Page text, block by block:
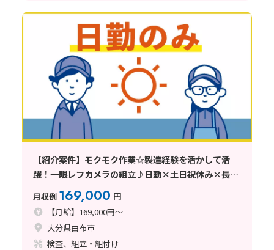
【紹介案件】モクモク作業☆製造経験を活かして活
躍！一眼レフカメラの組立♪日勤×土日祝休み×長期
休暇あり
月収例 169,000 円
【月給】169,000円～
大分県由布市
検査、組立・組付け